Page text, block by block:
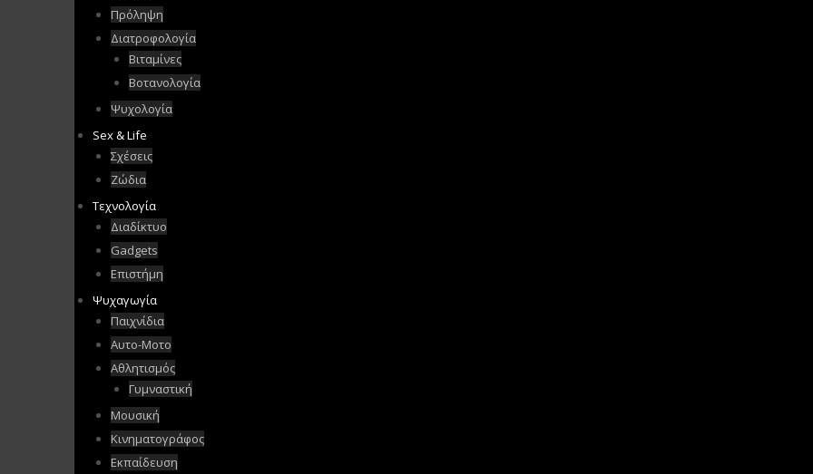
Πρόληψη
Διατροφολογία
Βιταμίνες
Βοτανολογία
Ψυχολογία
Sex & Life
Σχέσεις
Ζώδια
Τεχνολογία
Διαδίκτυο
Gadgets
Επιστήμη
Ψυχαγωγία
Παιχνίδια
Αυτο-Μοτο
Αθλητισμός
Γυμναστική
Μουσική
Κινηματογράφος
Εκπαίδευση